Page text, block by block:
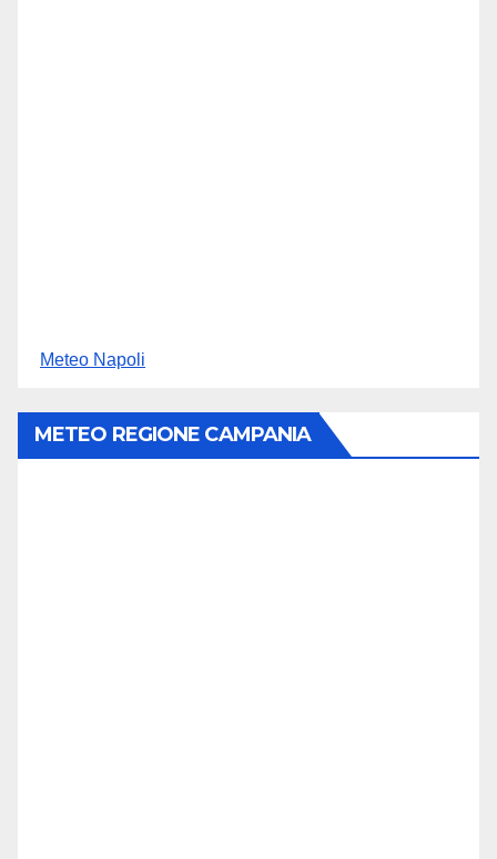
Meteo Napoli
METEO REGIONE CAMPANIA